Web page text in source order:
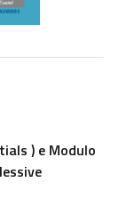
) e Modulo